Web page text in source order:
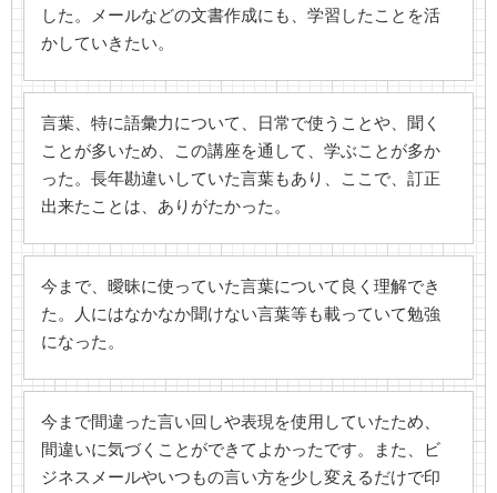
した。メールなどの文書作成にも、学習したことを活
かしていきたい。
言葉、特に語彙力について、日常で使うことや、聞く
ことが多いため、この講座を通して、学ぶことが多か
った。長年勘違いしていた言葉もあり、ここで、訂正
出来たことは、ありがたかった。
今まで、曖昧に使っていた言葉について良く理解でき
た。人にはなかなか聞けない言葉等も載っていて勉強
になった。
今まで間違った言い回しや表現を使用していたため、
間違いに気づくことができてよかったです。また、ビ
ジネスメールやいつもの言い方を少し変えるだけで印